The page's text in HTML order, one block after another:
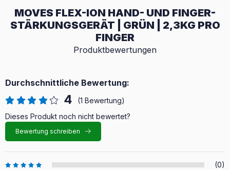
MOVES FLEX-ION HAND- UND FINGER-
STÄRKUNGSGERÄT | GRÜN | 2,3KG PRO
FINGER
Produktbewertungen
Durchschnittliche Bewertung:
4
(1 Bewertung)
Dieses Produkt noch nicht bewertet?
Bewertung schreiben
(0)